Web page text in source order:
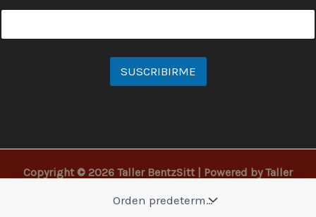
SUSCRIBIRME
Copyright © 2026 Taller BentzSitt | Powered by Taller